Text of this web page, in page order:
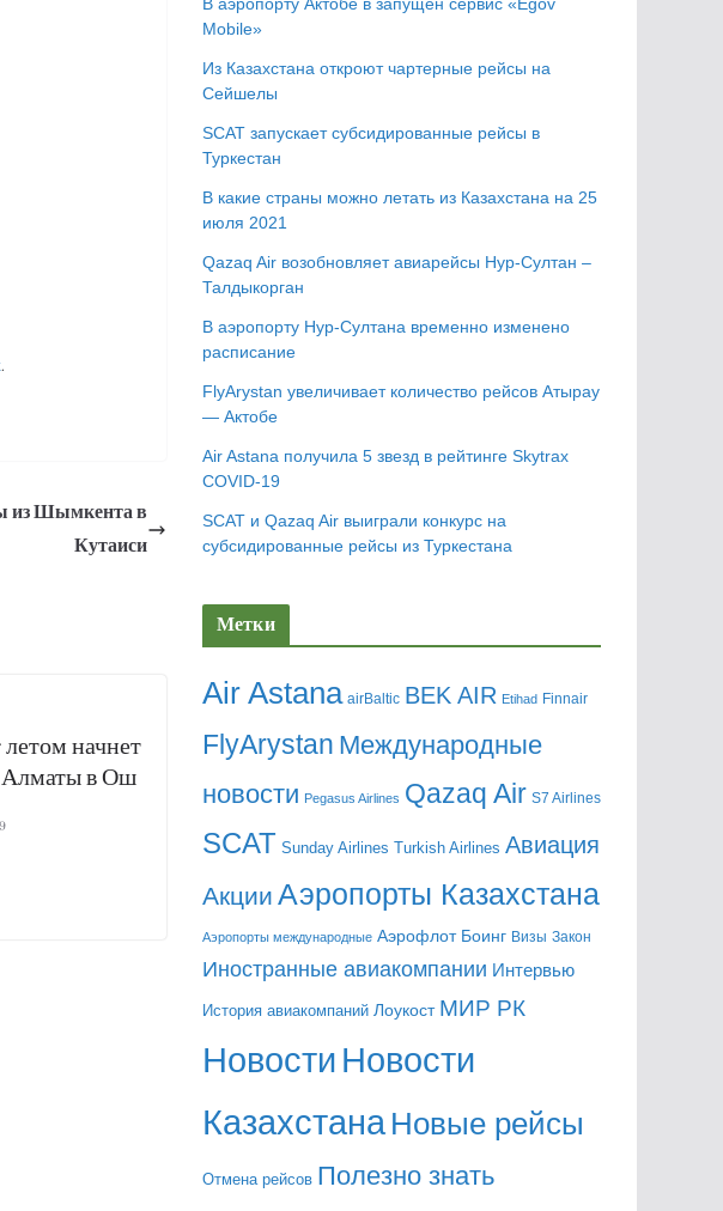
.
из Шымкента в
Кутаиси
начнет
Алматы в Ош
Mobile»
Из Казахстана откроют чартерные рейсы на
Сейшелы
SCAT запускает субсидированные рейсы в
Туркестан
В какие страны можно летать из Казахстана на 25
июля 2021
Qazaq Air возобновляет авиарейсы Нур-Султан –
Талдыкорган
В аэропорту Нур-Султана временно изменено
расписание
FlyArystan увеличивает количество рейсов Атырау
— Актобе
Air Astana получила 5 звезд в рейтинге Skytrax
COVID-19
SCAT и Qazaq Air выиграли конкурс на
субсидированные рейсы из Туркестана
Метки
Air Astana airBaltic BEK AIR Etihad Finnair
FlyArystan Mеждународные
новости Pegasus Airlines Qazaq Air S7 Airlines
SCAT Sunday Airlines Turkish Airlines Авиация
Акции Аэропорты Казахстана
Аэропорты международные Аэрофлот Боинг Визы Закон
Иностранные авиакомпании Интервью
История авиакомпаний Лоукост МИР РК
Новости Новости
Казахстана Новые рейсы
Отмена рейсов Полезно знать